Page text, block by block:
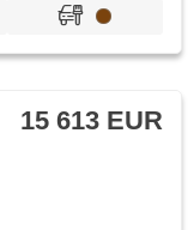
15 613 EUR